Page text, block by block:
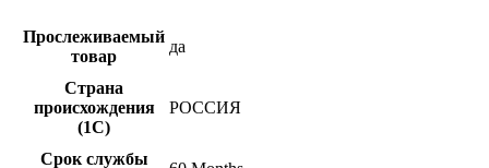
Прослеживаемый
товар
да
Страна
происхождения
(1С)
РОССИЯ
Срок службы